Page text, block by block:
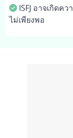
ISFJ อาจเกิดค
ไม่เพียงพอ